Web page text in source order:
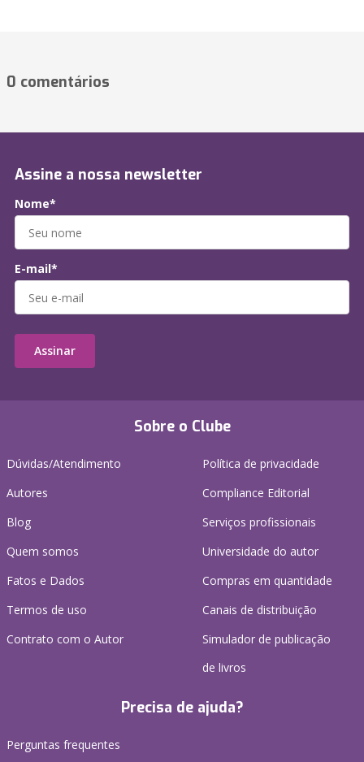
0 comentários
Sobre o Clube
Dúvidas/Atendimento
Autores
Blog
Quem somos
Fatos e Dados
Termos de uso
Contrato com o Autor
Política de privacidade
Compliance Editorial
Serviços profissionais
Universidade do autor
Compras em quantidade
Canais de distribuição
Simulador de publicação
de livros
Precisa de ajuda?
Perguntas frequentes
Assine a nossa newsletter
Nome*
E-mail*
Assinar